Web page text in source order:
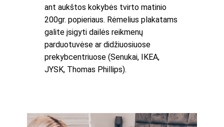
ant aukštos kokybės tvirto matinio
200gr. popieriaus. Rėmelius plakatams
galite įsigyti dailės reikmenų
parduotuvėse ar didžiuosiuose
prekybcentriuose (Senukai, IKEA,
JYSK, Thomas Phillips).